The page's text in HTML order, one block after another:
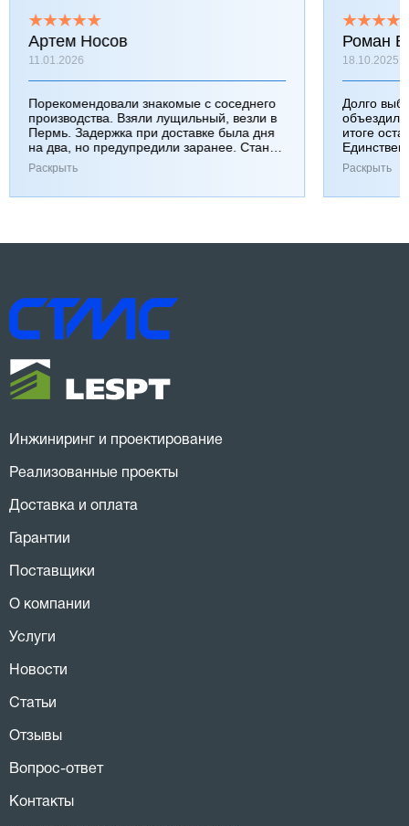
Артем Носов
11.01.2026
Порекомендовали знакомые с соседнего
производства. Взяли лущильный, везли в
Пермь. Задержка при доставке была дня
на два, но предупредили заранее. Станок
работает хорошо, к качеству вопросов нет.
Раскрыть
Роман
18.10.2025
Долго
итоге
Раскрыть
Инжиниринг и проектирование
Реализованные проекты
Доставка и оплата
Гарантии
Поставщики
О компании
Услуги
Новости
Статьи
Отзывы
Вопрос-ответ
Контакты